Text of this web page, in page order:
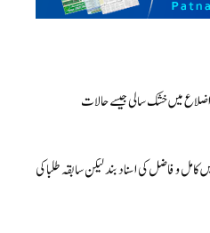
و فاضل کی اسناد بند لیکن سابقہ طلبا کی